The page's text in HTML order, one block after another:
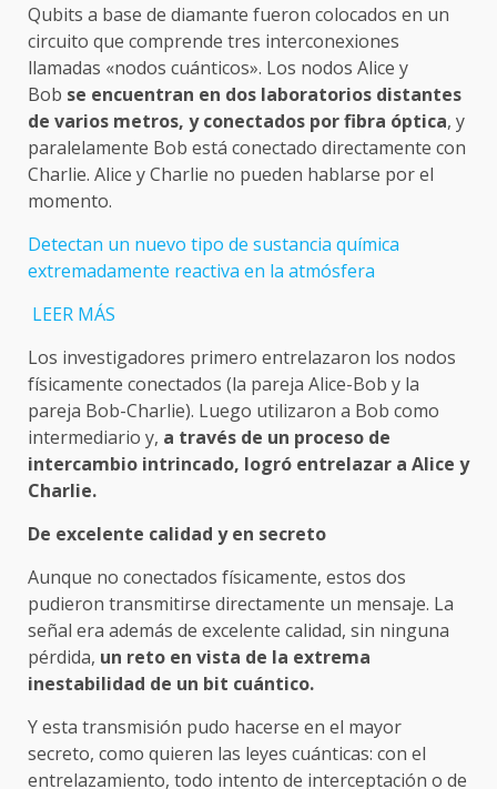
Qubits a base de diamante fueron colocados en un
circuito que comprende tres interconexiones
llamadas «nodos cuánticos». Los nodos Alice y
Bob se encuentran en dos laboratorios distantes
de varios metros, y conectados por fibra óptica, y
paralelamente Bob está conectado directamente con
Charlie. Alice y Charlie no pueden hablarse por el
momento.
Detectan un nuevo tipo de sustancia química
extremadamente reactiva en la atmósfera
LEER MÁS
Los investigadores primero entrelazaron los nodos
físicamente conectados (la pareja Alice-Bob y la
pareja Bob-Charlie). Luego utilizaron a Bob como
intermediario y, a través de un proceso de
intercambio intrincado, logró entrelazar a Alice y
Charlie.
De excelente calidad y en secreto
Aunque no conectados físicamente, estos dos
pudieron transmitirse directamente un mensaje. La
señal era además de excelente calidad, sin ninguna
pérdida, un reto en vista de la extrema
inestabilidad de un bit cuántico.
Y esta transmisión pudo hacerse en el mayor
secreto, como quieren las leyes cuánticas: con el
entrelazamiento, todo intento de interceptación o de